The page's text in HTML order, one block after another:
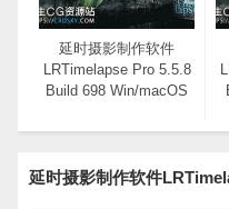
延时摄影制作软件
LRTimelapse Pro 5.5.8
Build 698 Win/macOS
延时摄影制作软件